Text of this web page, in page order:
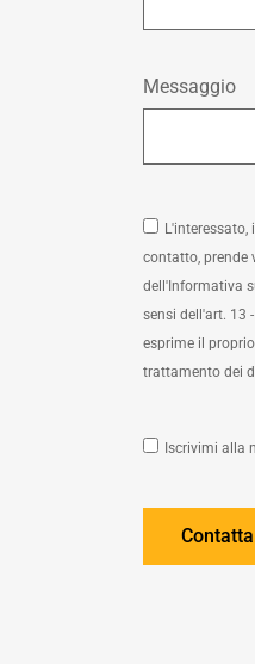
Messaggio
contatto, prende
dell'Informativa
sensi dell'art. 13
esprime il
trattamento dei
Iscrivimi alla